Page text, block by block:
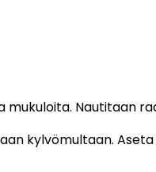
Nautitaan
kylvömultaan.